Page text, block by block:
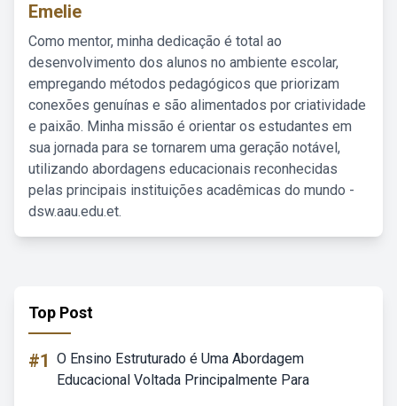
Emelie
Como mentor, minha dedicação é total ao
desenvolvimento dos alunos no ambiente escolar,
empregando métodos pedagógicos que priorizam
conexões genuínas e são alimentados por criatividade
e paixão. Minha missão é orientar os estudantes em
sua jornada para se tornarem uma geração notável,
utilizando abordagens educacionais reconhecidas
pelas principais instituições acadêmicas do mundo -
dsw.aau.edu.et.
Top Post
#1 O Ensino Estruturado é Uma Abordagem
Educacional Voltada Principalmente Para